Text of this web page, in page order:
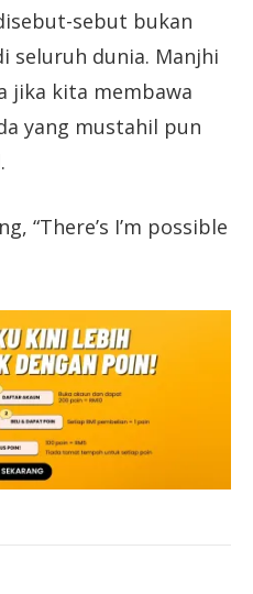
sebut bukan
seluruh dunia. Manjhi
jika kita membawa
yang mustahil pun
“There’s I’m possible